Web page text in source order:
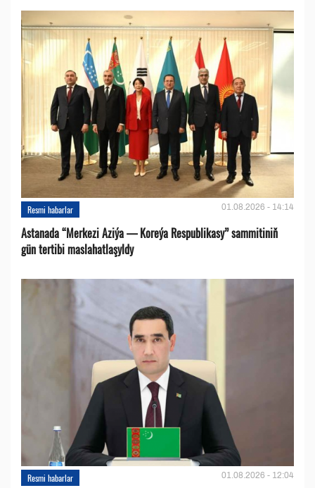
Resmi habarlar 01.08.2026 - 14:14
Astanada “Merkezi Aziýa — Koreýa Respublikasy” sammitiniň
gün tertibi maslahatlaşyldy
Resmi habarlar 01.08.2026 - 12:04